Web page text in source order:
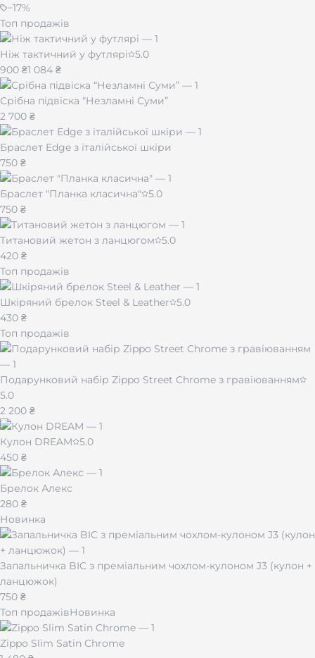
Кожен браслет Zorit упакований у стильну чорну
коробку — готовий до вручення без додаткових
приготувань. Замовляйте сьогодні і підкресліть свою
унікальність!
−17%
Топ продажів
Ніж тактичний у футлярі
5.0
900 ₴1 084 ₴
Срібна підвіска “Незламні Суми”
2 700 ₴
Браслет Edge з італійської шкіри
750 ₴
Браслет "Планка класична"
5.0
750 ₴
Титановий жетон з ланцюгом
5.0
420 ₴
Топ продажів
Шкіряний брелок Steel & Leather
5.0
430 ₴
Топ продажів
Подарунковий набір Zippo Street Chrome з гравіюванням
5.0
2 200 ₴
Кулон DREAM
5.0
450 ₴
Брелок Алекс
280 ₴
Новинка
Запальничка BIC з преміальним чохлом-кулоном J3 (кулон +
ланцюжок)
750 ₴
Топ продажівНовинка
Zippo Slim Satin Chrome